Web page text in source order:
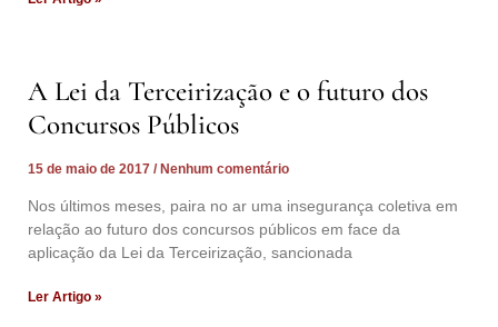
A Lei da Terceirização e o futuro dos
Concursos Públicos
15 de maio de 2017 Nenhum comentário
Nos últimos meses, paira no ar uma insegurança coletiva em
relação ao futuro dos concursos públicos em face da
aplicação da Lei da Terceirização, sancionada
Ler Artigo »